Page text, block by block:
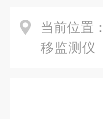
当前位置：
移监测仪